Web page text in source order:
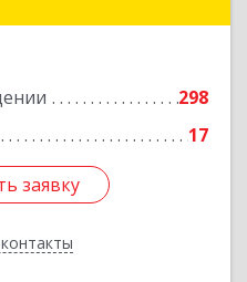
298
17
заявку
заявку